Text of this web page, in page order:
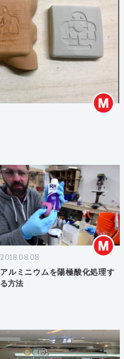
2018.08.08
アルミニウムを陽極酸化処理す
る方法